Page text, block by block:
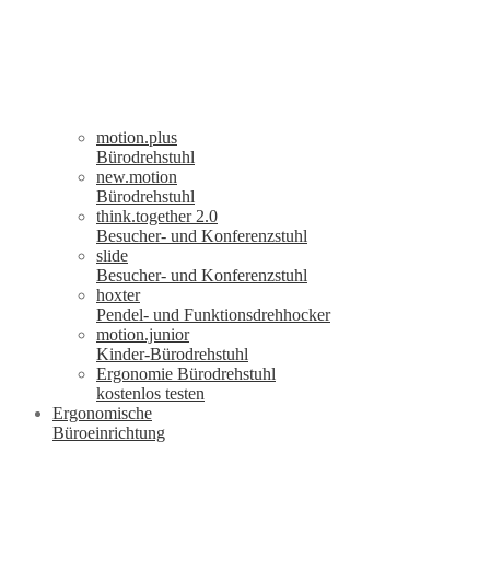
motion.plus
Bürodrehstuhl
new.motion
Bürodrehstuhl
think.together 2.0
Besucher- und Konferenzstuhl
slide
Besucher- und Konferenzstuhl
hoxter
Pendel- und Funktionsdrehhocker
motion.junior
Kinder-Bürodrehstuhl
Ergonomie Bürodrehstuhl
kostenlos testen
Ergonomische
Büroeinrichtung